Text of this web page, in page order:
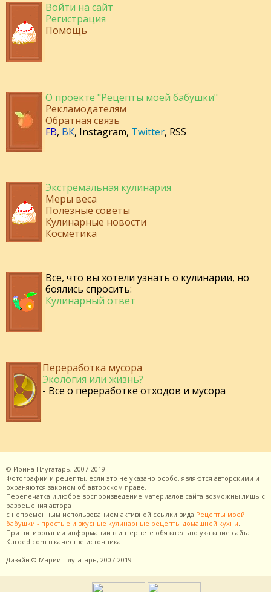
Войти на сайт
Регистрация
Помощь
О проекте "Рецепты моей бабушки"
Рекламодателям
Обратная связь
FB, ВК, Instagram, Twitter, RSS
Экстремальная кулинария
Меры веса
Полезные советы
Кулинарные новости
Косметика
Все, что вы хотели узнать о кулинарии, но
боялись спросить:
Кулинарный ответ
Переработка мусора
Экология или жизнь?
- Все о переработке отходов и мусора
© Ирина Плугатарь, 2007-2019.
Фотографии и рецепты, если это не указано особо, являются авторскими и
охраняются законом об авторском праве.
Перепечатка и любое воспроизведение материалов сайта возможны лишь с
разрешения автора
с непременным использованием активной ссылки вида Рецепты моей
бабушки - простые и вкусные кулинарные рецепты домашней кухни.
При цитировании информации в интернете обязательно указание сайта
Kuroed.com в качестве источника.
Дизайн © Марии Плугатарь, 2007-2019